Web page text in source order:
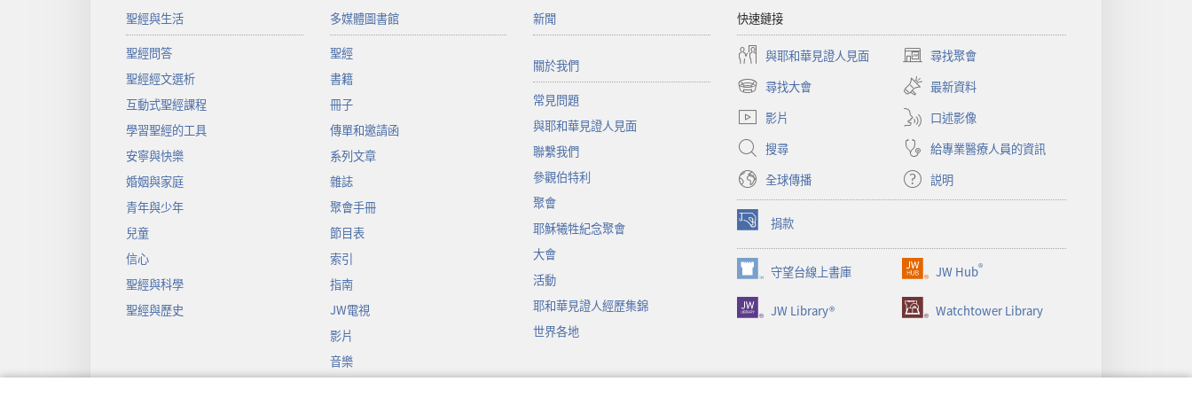
聖經與生活
聖經問答
聖經經文選析
互動式聖經課程
學習聖經的工具
安寧與快樂
婚姻與家庭
青年與少年
兒童
信心
聖經與科學
聖經與歷史
多媒體圖書館
聖經
書籍
冊子
傳單和邀請函
系列文章
雜誌
聚會手冊
節目表
索引
指南
JW電視
影片
音樂
新聞
關於我們
常見問題
與耶和華見證人見面
聯繫我們
參觀伯特利
聚會
耶穌犧牲紀念聚會
大會
活動
耶和華見證人經歷集錦
世界各地
快速鏈接
與耶和華見證人見面 尋找聚會
（開
啟
新
視
窗）
尋找大會
（開
啟
新
視
窗）
最新資料
影片
口述影像
搜尋
給專業醫療人員的資訊
全球傳播
説明
捐款
（開
啟
新
視
窗）
守望台線上書庫
（開
啟
新
JW Hub®
（開
啟
新
JW Library® Watchtower Library